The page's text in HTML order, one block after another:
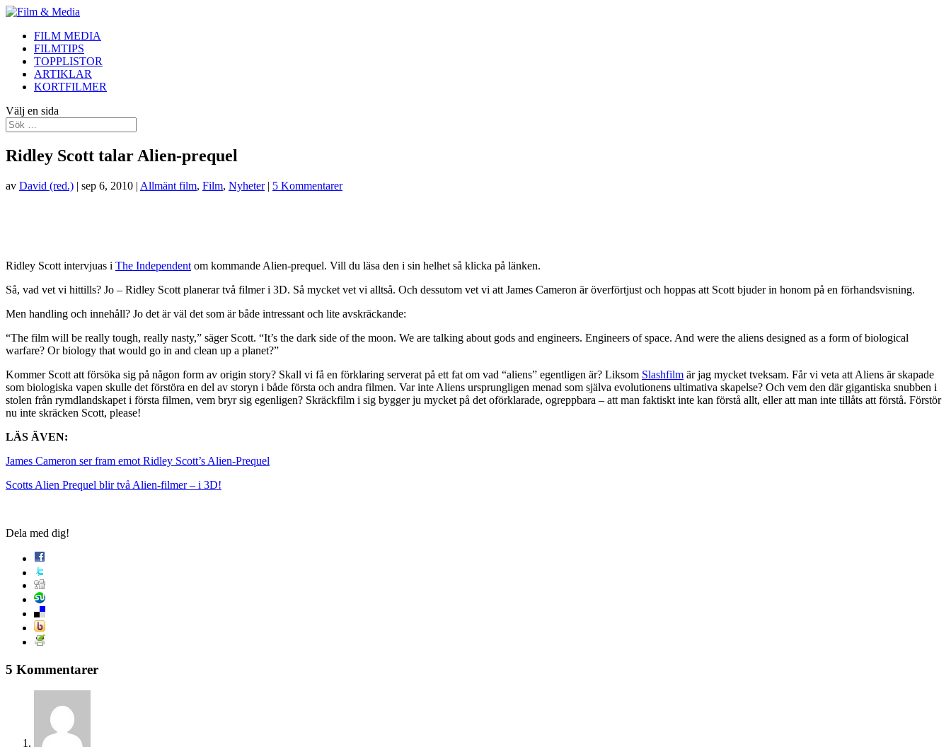
FILM MEDIA
FILMTIPS
TOPPLISTOR
ARTIKLAR
KORTFILMER
Välj en sida
Ridley Scott talar Alien-prequel
av David (red.) | sep 6, 2010 | Allmänt film, Film, Nyheter| 5 Kommentarer
Ridley Scott intervjuas i The Independent om kommande Alien-prequel. Vill du läsa den i sin helhet så klicka på länken.
Så, vad vet vi hittills? Jo – Ridley Scott planerar två filmer i 3D. Så mycket vet vi alltså. Och dessutom vet vi att James Cameron är överförtjust och hoppas att Scott bjuder in honom på en förhandsvisning.
Men handling och innehåll? Jo det är väl det som är både intressant och lite avskräckande:
“The film will be really tough, really nasty,” säger Scott. “It’s the dark side of the moon. We are talking about gods and engineers. Engineers of space. And were the aliens designed as a form of biological
warfare? Or biology that would go in and clean up a planet?”
Kommer Scott att försöka sig på någon form av origin story? Skall vi få en förklaring serverat på ett fat om vad “aliens” egentligen är? Liksom Slashfilm är jag mycket tveksam. Får vi veta att Aliens är skapade
som biologiska vapen skulle det förstöra en del av storyn i både första och andra filmen. Var inte Aliens ursprungligen menad som själva evolutionens ultimativa skapelse? Och vem den där gigantiska snubben i
stolen från rymdlandskapet i första filmen, vem bryr sig egenligen? Skräckfilm i sig bygger ju mycket på det oförklarade, ogreppbara – att man faktiskt inte kan förstå allt, eller att man inte tillåts att förstå. Förstör
nu inte skräcken Scott, please!
LÄS ÄVEN:
James Cameron ser fram emot Ridley Scott’s Alien-Prequel
Scotts Alien Prequel blir två Alien-filmer – i 3D!
Dela med dig!
5 Kommentarer